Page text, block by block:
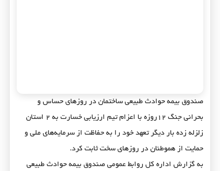
صندوق بیمه حوادث طبیعی ساختمان در روزهای حساس و
بحرانی جنگ ۱۲روزه با اعزام تیم ارزیابی خسارت به ۲ استان
زلزله زده بار دیگر تعهد خود را به حفاظت از سرمایه‌های ملی و
حمایت از هموطنان در روزهای سخت ثابت کرد.
به گزارش اداره کل روابط عمومی صندوق بیمه حوادث طبیعی